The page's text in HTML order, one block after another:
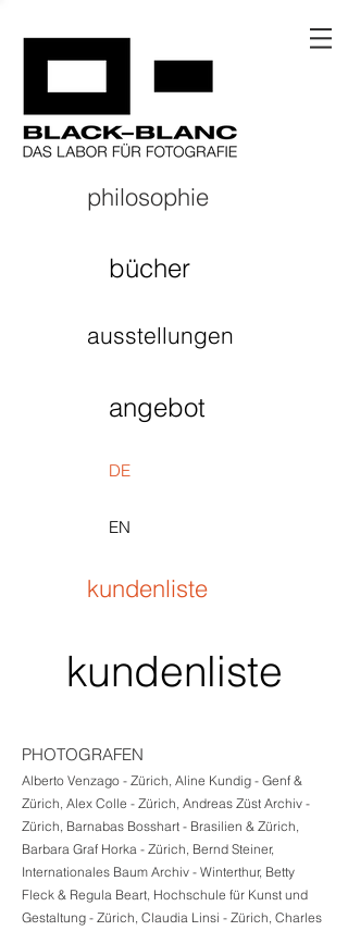
PHOTOGRAFEN
Alberto Venzago - Zürich, Aline Kundig - Genf &
Zürich, Alex Colle - Zürich, Andreas Züst Archiv -
Zürich, Barnabas Bosshart - Brasilien & Zürich,
Barbara Graf Horka - Zürich, Bernd Steiner,
Internationales Baum Archiv - Winterthur, Betty
Fleck & Regula Beart, Hochschule für Kunst und
Gestaltung - Zürich, Claudia Linsi - Zürich, Charles
kundenliste
EN
DE
philosophie
bücher
ausstellungen
angebot
kundenliste